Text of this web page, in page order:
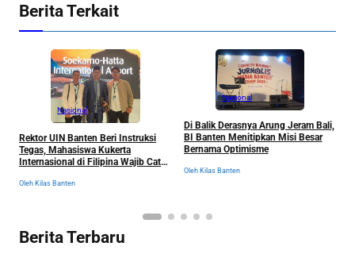
Berita Terkait
Nasional
Rektor UIN Banten Beri Instruksi
Tegas, Mahasiswa Kukerta
Internasional di Filipina Wajib Catat
Oleh Kilas Banten
Nasional
Di Balik Derasnya Arung Jeram Bali,
BI Banten Menitipkan Misi Besar
Bernama Optimisme
Oleh Kilas Banten
Berita Terbaru